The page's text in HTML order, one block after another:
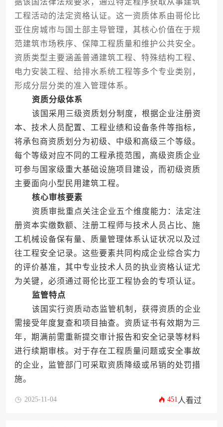
据该国法律法规要求，通过特定程序获取从事建筑
工程活动的法定资格认证。这一资质体系由哥伦比
亚住房城市与国土部主导管理，其核心价值在于规
范建筑市场秩序、保障工程质量和维护公共安全。
资质类型主要涵盖普通建筑工程、特殊结构工程、
电力安装工程、给排水系统工程等多个专业类别，
形成分层分类的准入管理体系。
资质分级体系
该国采用三级资质划分制度，根据企业注册资
本、技术人员配置、工程业绩和设备条件等指标，
将承包商资质划分为初级、中级和高级三个等级。
每个等级对应不同的工程承揽范围，高级资质企业
可参与国家级重大基础设施项目建设，而初级资质
主要面向小型民用建筑工程。
核心审核要素
资质审批重点关注企业五个维度能力：法定注
册资本实缴数额、注册工程师与技术人员占比、施
工机械设备保有量、质量管理体系认证状况以及过
往工程安全记录。这些要素共同构成企业综合实力
的评价基准，其中专业技术人员的执业资格认证尤
为关键，必须通过哥伦比亚工程协会的专项认证。
监管特点
该国实行资质动态监管机制，获得资质的企业
需接受年度复查和项目抽查。资质证书有效期为三
年，期满前需重新提交审计报告和安全记录等材料
进行续期审核。对于存在工程质量问题或安全事故
的企业，监管部门可采取资质降级或吊销的处罚措
施。
2025-11-04 451 人看过